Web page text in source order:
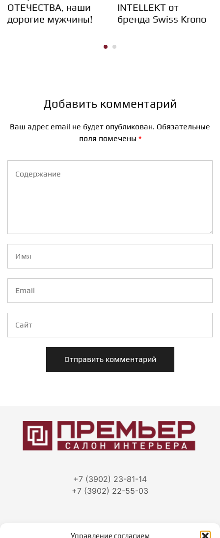
Управление согласием
ОТЕЧЕСТВА, наши
дорогие мужчины!
INTELLEKT от
бренда Swiss Krono
Добавить комментарий
Ваш адрес email не будет опубликован. Обязательные
поля помечены *
+7 (3902) 23-81-14
+7 (3902) 22-55-03